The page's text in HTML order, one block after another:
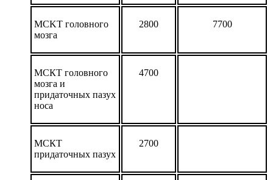
MCKT головного
мозга
2800 7700
МСКТ головного
мозга и
придаточных пазух
носа
4700
МСКТ
придаточных пазух
2700